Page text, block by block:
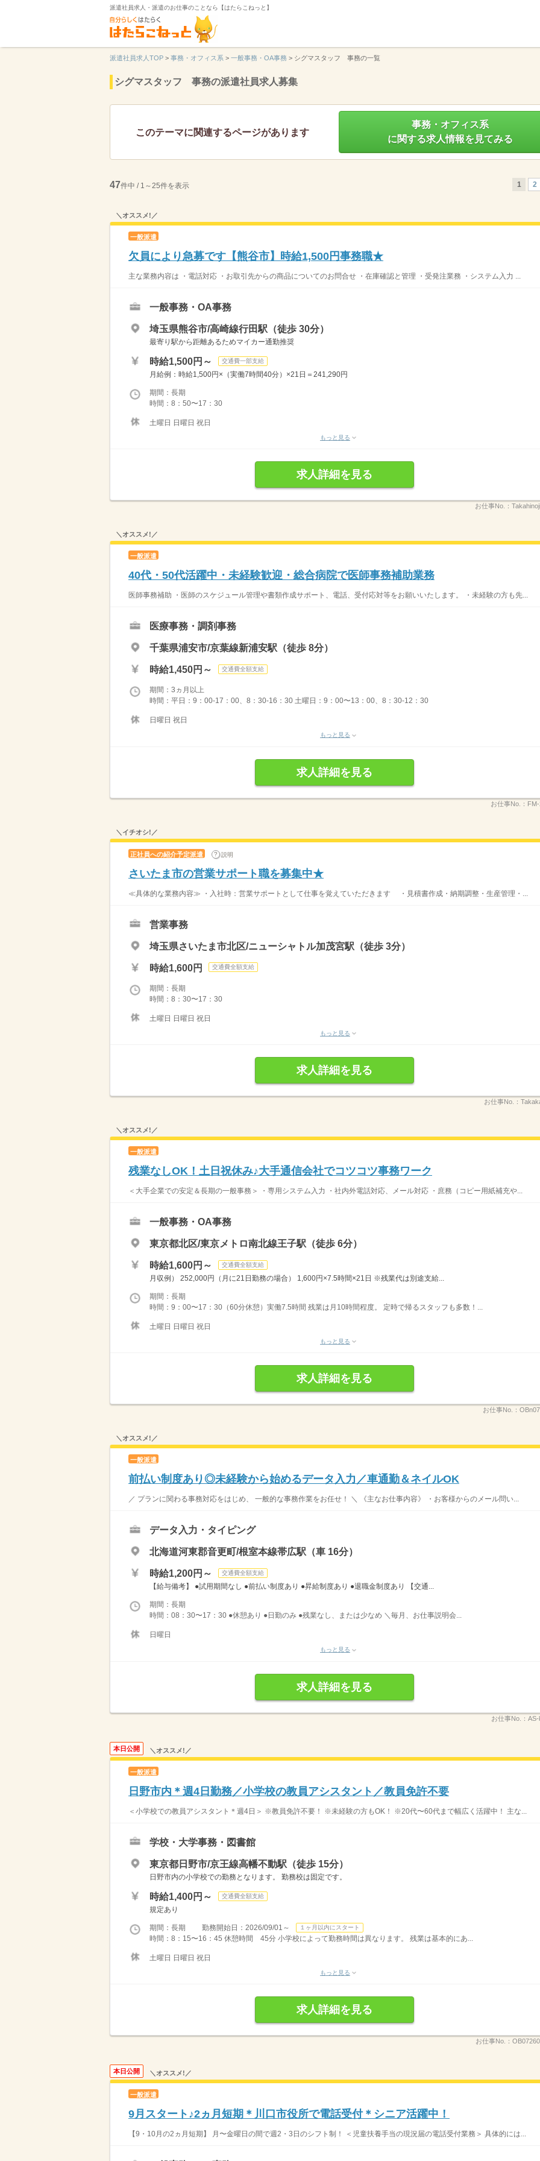
派遣社員求人・派遣のお仕事のことなら【はたらこねっと】
派遣社員求人TOP > 事務・オフィス系 > 一般事務・OA事務 > シグマスタッフ 事務の一覧
シグマスタッフ 事務の派遣社員求人募集
このテーマに関連するページがあります
事務・オフィス系
に関する求人情報を見てみる
47件中 / 1～25件を表示 1 2
＼オススメ!／
一般派遣
欠員により急募です【熊谷市】時給1,500円事務職★
主な業務内容は ・電話対応 ・お取引先からの商品についてのお問合せ ・在庫確認と管理 ・受発注業務 ・システム入力 ...
一般事務・OA事務
埼玉県熊谷市/高崎線行田駅（徒歩 30分）
最寄り駅から距離あるためマイカー通勤推奨
時給1,500円～ 交通費一部支給
月給例：時給1,500円×（実働7時間40分）×21日＝241,290円
期間：長期
時間：8：50〜17：30
土曜日 日曜日 祝日
もっと見る
求人詳細を見る
お仕事No.：
＼オススメ!／
一般派遣
40代・50代活躍中・未経験歓迎・総合病院で医師事務補助業務
医師事務補助 ・医師のスケジュール管理や書類作成サポート、電話、受付応対等をお願いいたします。 ・未経験の方も先...
医療事務・調剤事務
千葉県浦安市/京葉線新浦安駅（徒歩 8分）
時給1,450円～ 交通費全額支給
期間：3ヵ月以上
時間：平日：9：00-17：00、8：30-16：30 土曜日：9：00〜13：00、8：30-12：30
日曜日 祝日
もっと見る
求人詳細を見る
お仕事No.：
＼イチオシ!／
正社員への紹介予定派遣 説明
さいたま市の営業サポート職を募集中★
≪具体的な業務内容≫ ・入社時：営業サポートとして仕事を覚えていただきます ・見積書作成・納期調整・生産管理・...
営業事務
埼玉県さいたま市北区/ニューシャトル加茂宮駅（徒歩 3分）
時給1,600円 交通費全額支給
期間：長期
時間：8：30〜17：30
土曜日 日曜日 祝日
もっと見る
求人詳細を見る
お仕事No.：
＼オススメ!／
一般派遣
残業なしOK！土日祝休み♪大手通信会社でコツコツ事務ワーク
＜大手企業での安定＆長期の一般事務＞ ・専用システム入力 ・社内外電話対応、メール対応 ・庶務（コピー用紙補充や...
一般事務・OA事務
東京都北区/東京メトロ南北線王子駅（徒歩 6分）
時給1,600円～ 交通費全額支給
月収例） 252,000円（月に21日勤務の場合） 1,600円×7.5時間×21日 ※残業代は別途支給...
期間：長期
時間：9：00〜17：30（60分休憩）実働7.5時間 残業は月10時間程度。 定時で帰るスタッフも多数！...
土曜日 日曜日 祝日
もっと見る
求人詳細を見る
お仕事No.：
＼オススメ!／
一般派遣
前払い制度あり◎未経験から始めるデータ入力／車通勤＆ネイルOK
／ プランに関わる事務対応をはじめ、 一般的な事務作業をお任せ！ ＼ 《主なお仕事内容》 ・お客様からのメール問い...
データ入力・タイピング
北海道河東郡音更町/根室本線帯広駅（車 16分）
時給1,200円～ 交通費全額支給
【給与備考】 ●試用期間なし ●前払い制度あり ●昇給制度あり ●退職金制度あり 【交通...
期間：長期
時間：08：30〜17：30 ●休憩あり ●日勤のみ ●残業なし、または少なめ ＼毎月、お仕事説明会...
日曜日
もっと見る
求人詳細を見る
お仕事No.：
本日公開 ＼オススメ!／
一般派遣
日野市内＊週4日勤務／小学校の教員アシスタント／教員免許不要
＜小学校での教員アシスタント＊週4日＞ ※教員免許不要！ ※未経験の方もOK！ ※20代〜60代まで幅広く活躍中！ 主な...
学校・大学事務・図書館
東京都日野市/京王線高幡不動駅（徒歩 15分）
日野市内の小学校での勤務となります。 勤務校は固定です。
時給1,400円～ 交通費全額支給
規定あり
期間：長期 勤務開始日：2026/09/01～ １ヶ月以内にスタート
時間：8：15〜16：45 休憩時間 45分 小学校によって勤務時間は異なります。 残業は基本的にあ...
土曜日 日曜日 祝日
もっと見る
求人詳細を見る
お仕事No.：
本日公開 ＼オススメ!／
一般派遣
9月スタート♪2ヵ月短期＊川口市役所で電話受付＊シニア活躍中！
【9・10月の2ヵ月短期】 月〜金曜日の間で週2・3日のシフト制！ ＜児童扶養手当の現況届の電話受付業務＞ 具体的には...